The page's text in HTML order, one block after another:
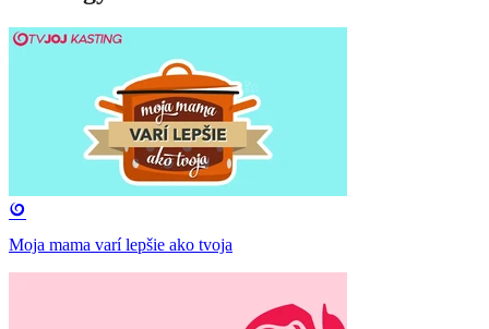
Moja mama varí lepšie ako tvoja